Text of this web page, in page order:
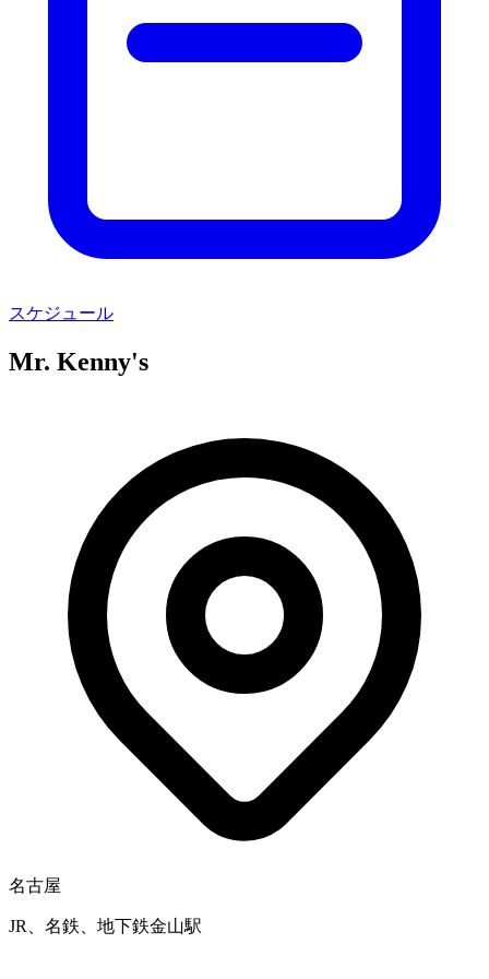
スケジュール
Mr. Kenny's
名古屋
JR、名鉄、地下鉄金山駅